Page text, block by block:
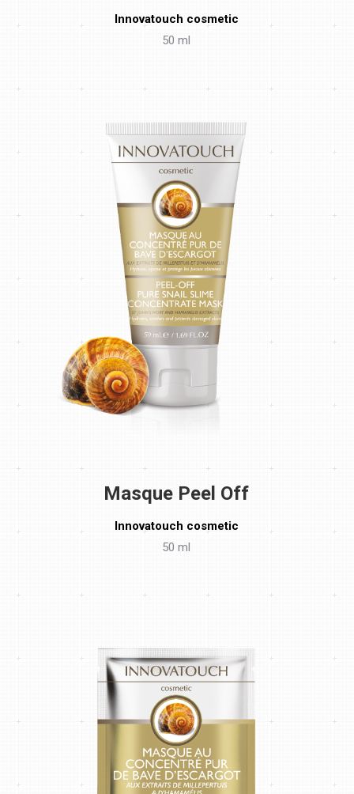
Innovatouch cosmetic
50 ml
Masque Peel Off
Innovatouch cosmetic
50 ml